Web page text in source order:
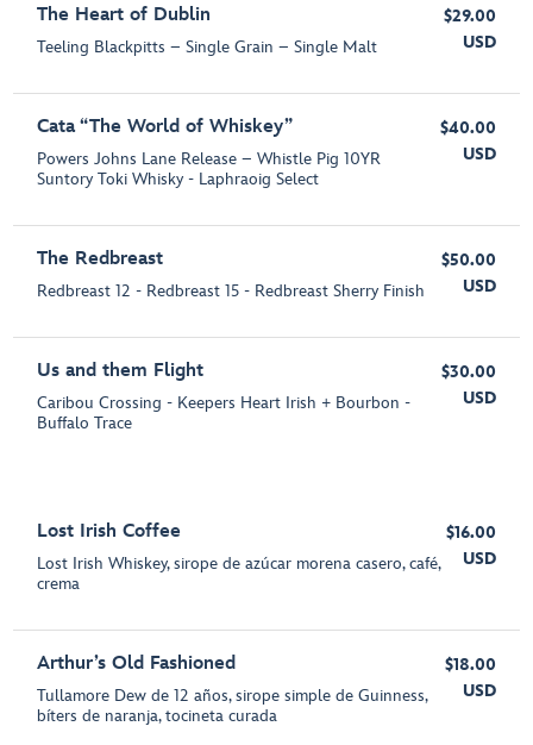
The Heart of Dublin
Teeling Blackpitts – Single Grain – Single Malt
$29.00
USD
Cata “The World of Whiskey”
Powers Johns Lane Release – Whistle Pig 10YR
Suntory Toki Whisky - Laphraoig Select
$40.00
USD
The Redbreast
Redbreast 12 - Redbreast 15 - Redbreast Sherry Finish
$50.00
USD
Us and them Flight
Caribou Crossing - Keepers Heart Irish + Bourbon -
Buffalo Trace
$30.00
USD
Lost Irish Coffee
Lost Irish Whiskey, sirope de azúcar morena casero, café,
crema
$16.00
USD
Arthur’s Old Fashioned
Tullamore Dew de 12 años, sirope simple de Guinness,
bíters de naranja, tocineta curada
$18.00
USD